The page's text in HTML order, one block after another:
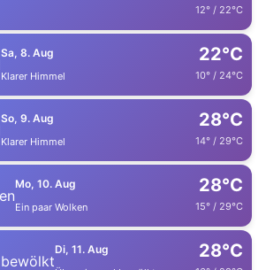
12° / 22°C
Sa, 8. Aug
Klarer Himmel
22°C
10° / 24°C
So, 9. Aug
Klarer Himmel
28°C
14° / 29°C
Mo, 10. Aug
Ein paar Wolken
28°C
15° / 29°C
Di, 11. Aug 28°C